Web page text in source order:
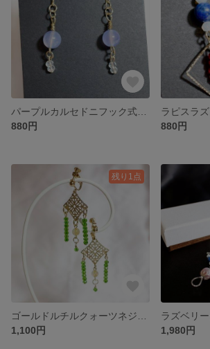
880円
880円
残り1点
1,100円
1,980円